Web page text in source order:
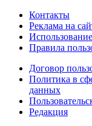
Контакты
Реклама на
Правила
Договор
Политика в
данных
Редакция